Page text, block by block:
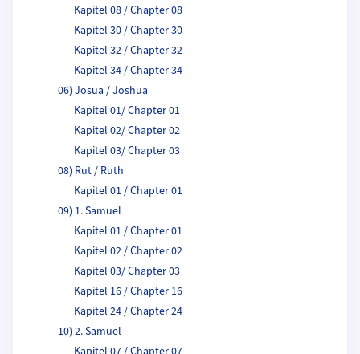
Kapitel 08 / Chapter 08
Kapitel 30 / Chapter 30
Kapitel 32 / Chapter 32
Kapitel 34 / Chapter 34
06) Josua / Joshua
Kapitel 01/ Chapter 01
Kapitel 02/ Chapter 02
Kapitel 03/ Chapter 03
08) Rut / Ruth
Kapitel 01 / Chapter 01
09) 1. Samuel
Kapitel 01 / Chapter 01
Kapitel 02 / Chapter 02
Kapitel 03/ Chapter 03
Kapitel 16 / Chapter 16
Kapitel 24 / Chapter 24
10) 2. Samuel